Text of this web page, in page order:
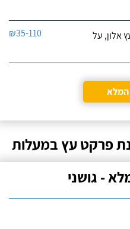
אלון, על
₪35-110
המלא
פרקט עץ במעלות
- גושני